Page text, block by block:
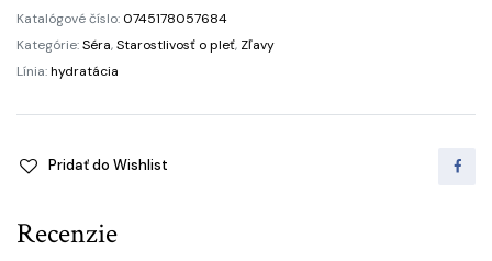
Sérum
proti
vráskam
Katalógové číslo: 0745178057684
Kategórie:Séra,Starostlivosť o pleť, Zľavy
Línia:hydratácia
Pridať do Wishlist
Recenzie